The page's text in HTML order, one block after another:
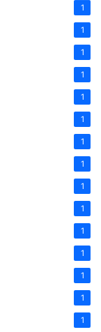
1
1
1
1
1
1
1
1
1
1
1
1
1
1
1